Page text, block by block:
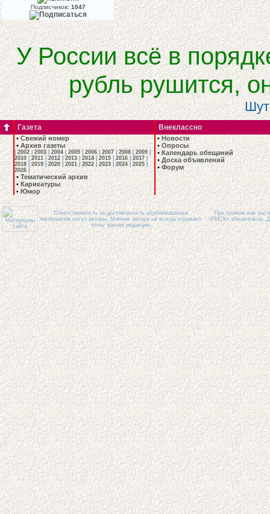
Подписчиков: 1047
У России всё в
рубль рушится,
Газета Внеклассно
•Свежий номер
•Архив газеты
|2002|2003|2004|2005|2006|2007|2008|2009|
2010|2011 |2012 |2013|2014|2015|2016|2017|
2018|2019|2020|2021|2022|2023|2024|2025|
2026|
•Тематический архив
•Карикатуры
•Юмор
•Новости
•Опросы
•Календарь обещаний
•Доска объявлений
•Форум
Ответственность за достоверность опубликованных
материалов несут авторы. Мнение автора не всегда отражает
точку зрения редакции.
При полном или
«РИСК» обязательна.